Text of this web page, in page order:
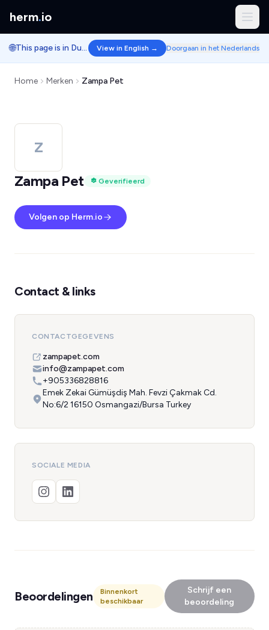
herm.io
🌐 This page is in Dutch. View in English → Doorgaan in het Nederlands
Home Merken Zampa Pet
Z
Zampa Pet
Geverifieerd
Volgen op Herm.io
Contact & links
CONTACTGEGEVENS
zampapet.com
info@zampapet.com
+905336828816
Emek Zekai Gümüşdiş Mah. Fevzi Çakmak Cd.
No:6/2 16150 Osmangazi/Bursa Turkey
SOCIALE MEDIA
Beoordelingen
Binnenkort
beschikbaar
Schrijf een
beoordeling